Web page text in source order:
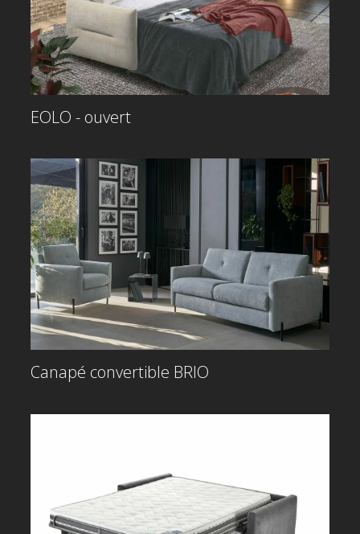
EOLO - ouvert
Canapé convertible BRIO